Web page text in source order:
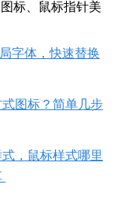
字体，快速替换
图标？简单几步